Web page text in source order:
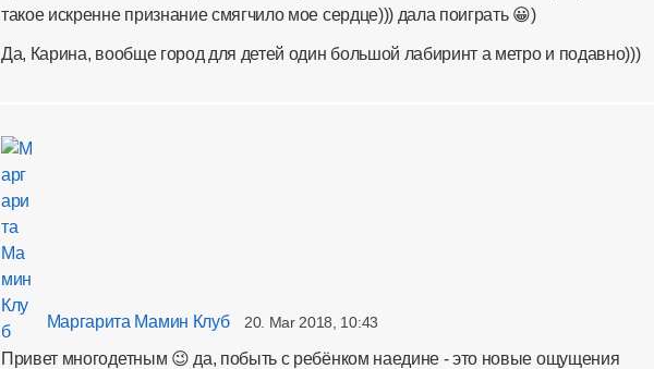
такое искренне признание смягчило мое сердце))) дала поиграть 😀)
Да, Карина, вообще город для детей один большой лабиринт а метро и подавно)))
Маргарита Мамин Клуб 20. Mar 2018, 10:43
Привет многодетным 😉 да, побыть с ребёнком наедине - это новые ощущения